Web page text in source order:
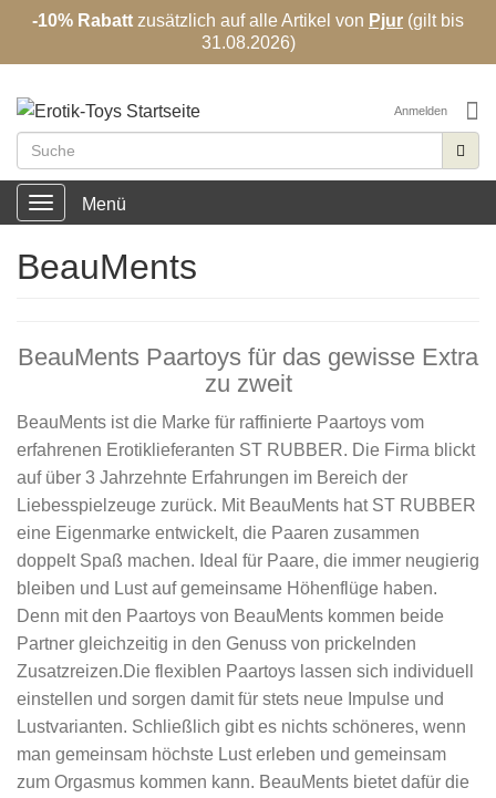
große Auswahl
Anmelden
ToggleMenü
BeauMents
BeauMents Paartoys für das gewisse Extra
zu zweit
BeauMents ist die Marke für raffinierte Paartoys vom
erfahrenen Erotiklieferanten ST RUBBER. Die Firma blickt
auf über 3 Jahrzehnte Erfahrungen im Bereich der
Liebesspielzeuge zurück. Mit BeauMents hat ST RUBBER
eine Eigenmarke entwickelt, die Paaren zusammen
doppelt Spaß machen. Ideal für Paare, die immer neugierig
bleiben und Lust auf gemeinsame Höhenflüge haben.
Denn mit den Paartoys von BeauMents kommen beide
Partner gleichzeitig in den Genuss von prickelnden
Zusatzreizen.Die flexiblen Paartoys lassen sich individuell
einstellen und sorgen damit für stets neue Impulse und
Lustvarianten. Schließlich gibt es nichts schöneres, wenn
man gemeinsam höchste Lust erleben und gemeinsam
zum Orgasmus kommen kann. BeauMents bietet dafür die
-10% Rabatt zusätzlich auf alle Artikel von Pjur (gilt bis
31.08.2026)